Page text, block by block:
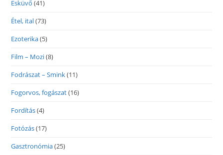
Esküvő (41)
Étel, ital(73)
Ezoterika(5)
Film – Mozi(8)
Fodrászat – Smink(11)
Fogorvos, fogászat(16)
Fordítás(4)
Fotózás(17)
Gasztronómia(25)